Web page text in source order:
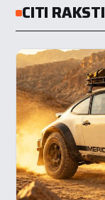
CITI RAKSTI